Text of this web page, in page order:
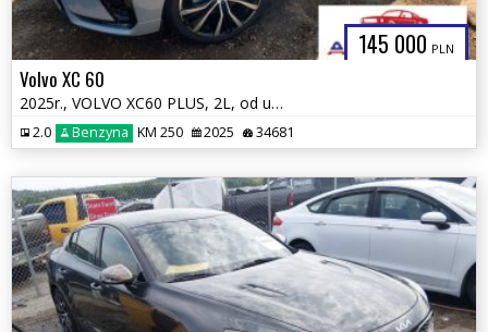
145 000 PLN
Volvo XC 60
2025r., VOLVO XC60 PLUS, 2L, od ubezpieczalni
2.0 Benzyna KM 250 2025 34681